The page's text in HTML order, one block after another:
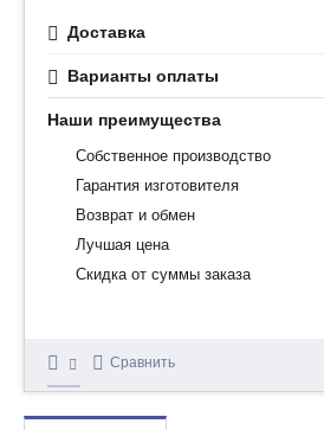
Доставка
Варианты оплаты
Наши преимущества
Собственное производство
Гарантия изготовителя
Возврат и обмен
Лучшая цена
Скидка от суммы заказа
Сравнить